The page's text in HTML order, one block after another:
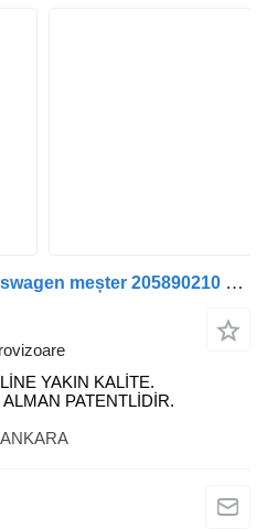
Oglindă retrovizoare Volkswagen meșter 205890210 pentru vehicul comercial Volkswagen CRAFTER
YAKIN KALİTE.
PATENTLİDİR.